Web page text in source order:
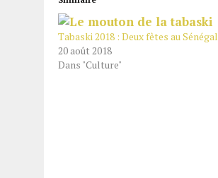
Tabaski 2018 : Deux fêtes au Sénégal
20 août 2018
Dans "Culture"